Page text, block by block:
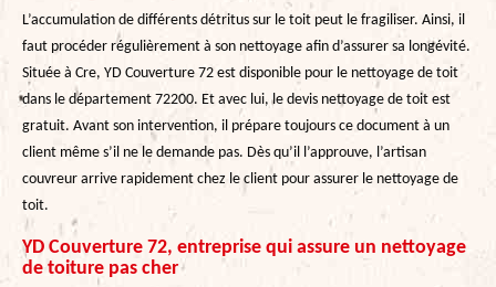
L’accumulation de différents détritus sur le toit peut le fragiliser. Ainsi, il
faut procéder régulièrement à son nettoyage afin d’assurer sa longévité.
Située à Cre, YD Couverture 72 est disponible pour le nettoyage de toit
dans le département 72200. Et avec lui, le devis nettoyage de toit est
gratuit. Avant son intervention, il prépare toujours ce document à un
client même s’il ne le demande pas. Dès qu’il l’approuve, l’artisan
couvreur arrive rapidement chez le client pour assurer le nettoyage de
toit.
YD Couverture 72, entreprise qui assure un nettoyage
de toiture pas cher